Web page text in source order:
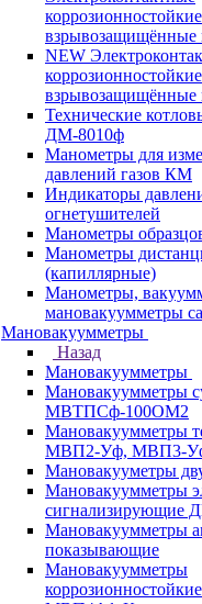
коррозионностойкие
взрывозащищённые
NEW
коррозионностойкие
взрывозащищённые
Технические
ДМ-8010ф
Манометры для
давлений газов КМ
Индикаторы
огнетушителей
Манометры
Манометры
(капиллярные)
Манометры,
мановакуумметры
Мановакуумметры
Назад
Мановакуумметры
Мановакуумметры
МВТПСф-100ОМ2
Мановакуумметры
МВП2-Уф, МВП3-
Мановакууметры
Мановакуумметры
сигнализирующие
Мановакуумметры
показывающие
Мановакуумметры